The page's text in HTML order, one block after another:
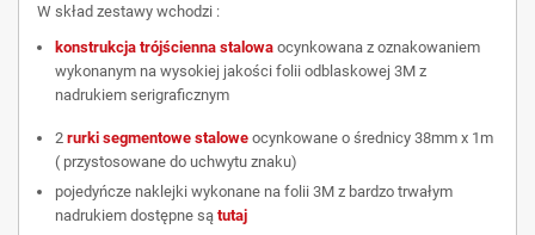
W skład zestawy wchodzi :
konstrukcja trójścienna stalowa ocynkowana z oznakowaniem
wykonanym na wysokiej jakości folii odblaskowej 3M z
nadrukiem serigraficznym
2 rurki segmentowe stalowe ocynkowane o średnicy 38mm x 1m
( przystosowane do uchwytu znaku)
pojedyńcze naklejki wykonane na folii 3M z bardzo trwałym
nadrukiem dostępne są tutaj